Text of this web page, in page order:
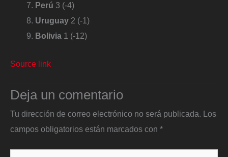
Perú 3 (-4)
Uruguay 2 (-1)
Bolivia 1 (-12)
Source link
Deja un comentario
Tu dirección de correo electrónico no será publicada.
Los
campos obligatorios están marcados con *